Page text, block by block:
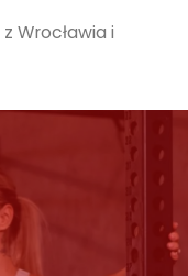
Wrocławia i